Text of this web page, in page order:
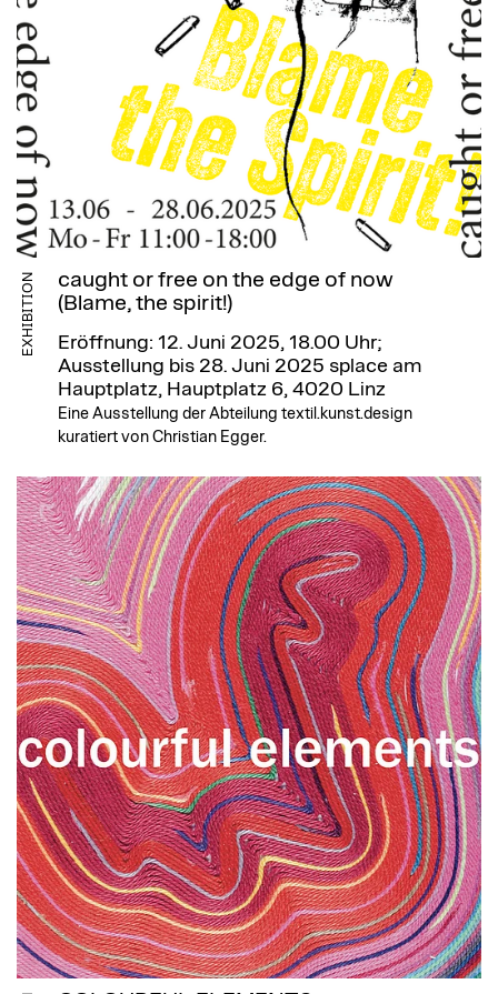
EXHIBITION
caught or free on the edge of now
(Blame, the spirit!)
Eröffnung: 12. Juni 2025, 18.00 Uhr;
Ausstellung bis 28. Juni 2025 splace am
Hauptplatz, Hauptplatz 6, 4020 Linz
Eine Ausstellung der Abteilung textil.kunst.design
kuratiert von Christian Egger.